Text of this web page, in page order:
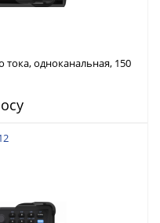
тока, одноканальная, 150